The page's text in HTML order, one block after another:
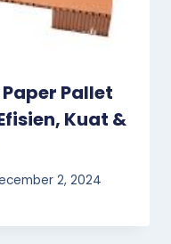
Pallet
Kuat &
2, 2024